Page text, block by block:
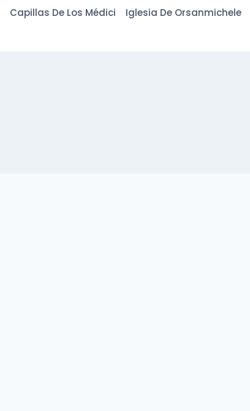
Capillas De Los Médici
Iglesia De Orsanmichele